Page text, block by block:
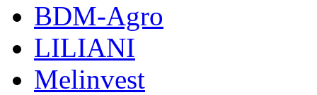
BDM-Agro
LILIANI
Melinvest